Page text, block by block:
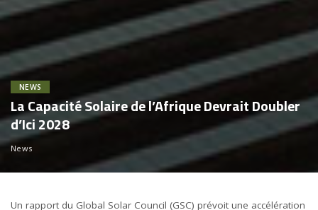
NEWS
La Capacité Solaire de l’Afrique Devrait Doubler
d’Ici 2028
News
Un rapport du Global Solar Council (GSC) prévoit une accélération